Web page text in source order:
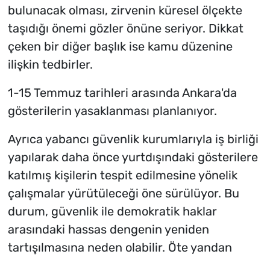
bulunacak olması, zirvenin küresel ölçekte
taşıdığı önemi gözler önüne seriyor. Dikkat
çeken bir diğer başlık ise kamu düzenine
ilişkin tedbirler.
1-15 Temmuz tarihleri arasında Ankara'da
gösterilerin yasaklanması planlanıyor.
Ayrıca yabancı güvenlik kurumlarıyla iş birliği
yapılarak daha önce yurtdışındaki gösterilere
katılmış kişilerin tespit edilmesine yönelik
çalışmalar yürütüleceği öne sürülüyor. Bu
durum, güvenlik ile demokratik haklar
arasındaki hassas dengenin yeniden
tartışılmasına neden olabilir. Öte yandan